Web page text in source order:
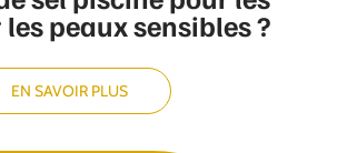
peaux sensibles ?
EN SAVOIR PLUS